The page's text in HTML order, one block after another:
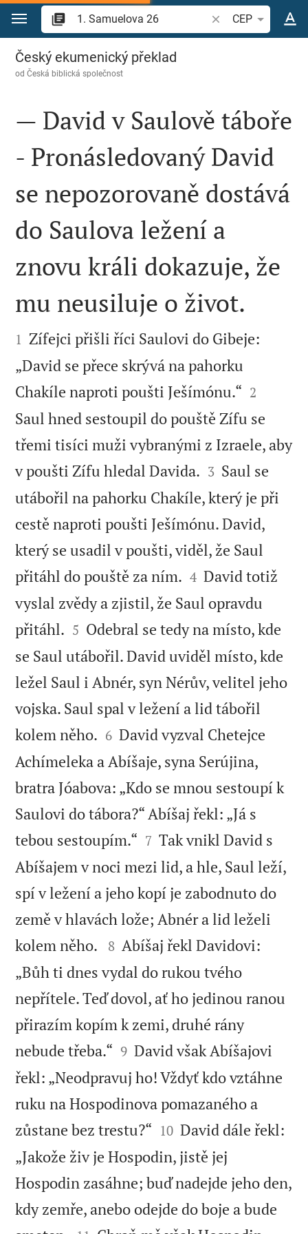
Přejít na obsah
Vyhledat biblický
CEP
1. Samuelova 26
Český ekumenický překlad
odČeská biblická společnost

— David v Saulově táboře
- Pronásledovaný David
se nepozorovaně dostává
do Saulova ležení a
znovu králi dokazuje, že
mu neusiluje o život.

1 Zífejci přišli říci Saulovi do Gibeje:
„David se přece skrývá na pahorku
Chakíle naproti poušti Ješímónu.“ 

2
Saul hned sestoupil do pouště Zífu se
třemi tisíci muži vybranými z Izraele, aby
v poušti Zífu hledal Davida. 

3 Saul se
utábořil na pahorku Chakíle, který je při
cestě naproti poušti Ješímónu. David,
který se usadil v poušti, viděl, že Saul
přitáhl do pouště za ním. 

4 David totiž
vyslal zvědy a zjistil, že Saul opravdu
přitáhl. 

5 Odebral se tedy na místo, kde
se Saul utábořil. David uviděl místo, kde
ležel Saul i Abnér, syn Nérův, velitel jeho
vojska. Saul spal v ležení a lid tábořil
kolem něho. 

6 David vyzval Chetejce
Achímeleka a Abíšaje, syna Serújina,
bratra Jóabova: „Kdo se mnou sestoupí k
Saulovi do tábora?“ Abíšaj řekl: „Já s
tebou sestoupím.“ 

7 Tak vnikl David s
Abíšajem v noci mezi lid, a hle, Saul leží,
spí v ležení a jeho kopí je zabodnuto do
země v hlavách lože; Abnér a lid leželi
kolem něho. 

8 Abíšaj řekl Davidovi:
„Bůh ti dnes vydal do rukou tvého
nepřítele. Teď dovol, ať ho jedinou ranou
přirazím kopím k zemi, druhé rány
nebude třeba.“ 

9 David však Abíšajovi
řekl: „Neodpravuj ho! Vždyť kdo vztáhne
ruku na Hospodinova pomazaného a
zůstane bez trestu?“ 

10 David dále řekl:
„Jakože živ je Hospodin, jistě jej
Hospodin zasáhne; buď nadejde jeho den,
kdy zemře, anebo odejde do boje a bude